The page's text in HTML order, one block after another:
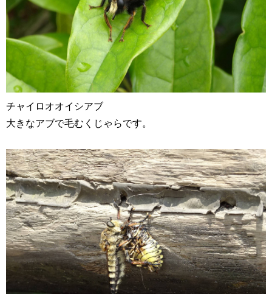
チャイロオオイシアブ
大きなアブで毛むくじゃらです。